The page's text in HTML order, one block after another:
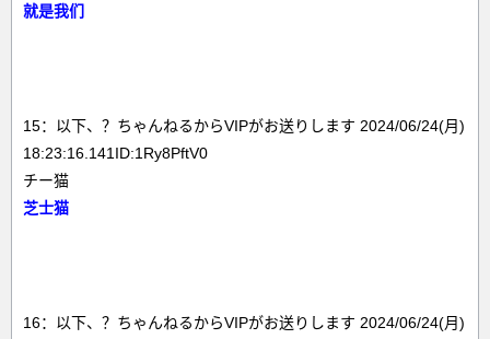
就是我们
15：以下、？ちゃんねるからVIPがお送りします 2024/06/24(月)
18:23:16.141ID:1Ry8PftV0
チー猫
芝士猫
16：以下、？ちゃんねるからVIPがお送りします 2024/06/24(月)